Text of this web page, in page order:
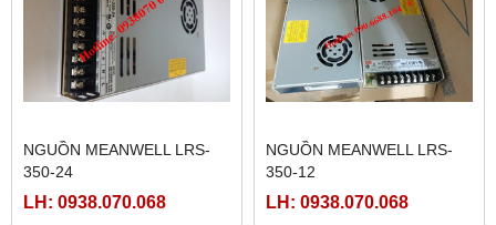
NGUỒN MEANWELL LRS-
350-24
LH: 0938.070.068
NGUỒN MEANWELL LRS-
350-12
LH: 0938.070.068